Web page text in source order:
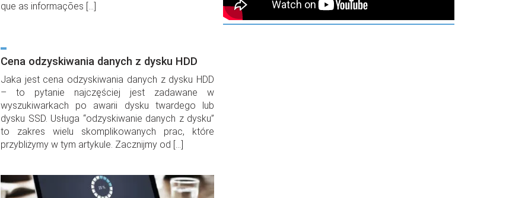
que as informações […]
Cena odzyskiwania danych z dysku HDD
Jaka jest cena odzyskiwania danych z dysku HDD
– to pytanie najczęściej jest zadawane w
wyszukiwarkach po awarii dysku twardego lub
dysku SSD. Usługa “odzyskiwanie danych z dysku”
to zakres wielu skomplikowanych prac, które
przybliżymy w tym artykule. Zacznijmy od […]